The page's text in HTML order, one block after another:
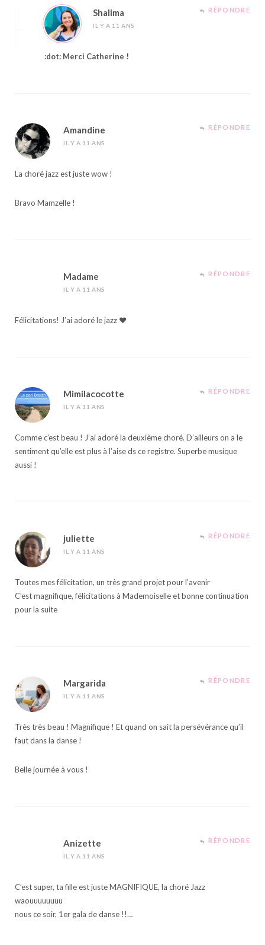
Shalima
IL Y A 11 ANS
RÉPONDRE
:dot: Merci Catherine !
Amandine
IL Y A 11 ANS
RÉPONDRE
La choré jazz est juste wow !
Bravo Mamzelle !
Madame
IL Y A 11 ANS
RÉPONDRE
Félicitations! J’ai adoré le jazz ♥
Mimilacocotte
IL Y A 11 ANS
RÉPONDRE
Comme c’est beau ! J’ai adoré la deuxième choré. D’ailleurs on a le
sentiment qu’elle est plus à l’aise ds ce registre. Superbe musique
aussi !
juliette
IL Y A 11 ANS
RÉPONDRE
Toutes mes félicitation, un très grand projet pour l’avenir
C’est magnifique, félicitations à Mademoiselle et bonne continuation
pour la suite
Margarida
IL Y A 11 ANS
RÉPONDRE
Très très beau ! Magnifique ! Et quand on sait la persévérance qu’il
faut dans la danse !
Belle journée à vous !
Anizette
IL Y A 11 ANS
RÉPONDRE
C’est super, ta fille est juste MAGNIFIQUE, la choré Jazz
waouuuuuuuu
nous ce soir, 1er gala de danse !!…